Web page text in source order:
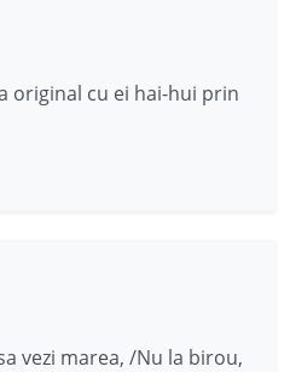
original cu ei hai-hui prin
vezi marea, /Nu la birou,